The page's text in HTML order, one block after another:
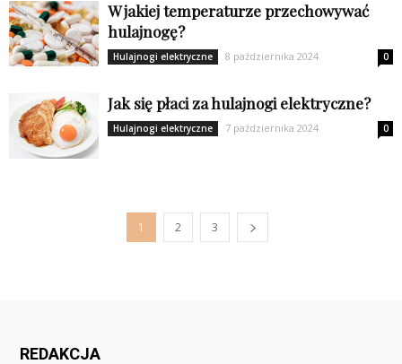
W jakiej temperaturze przechowywać
hulajnogę?
Hulajnogi elektryczne 8 października 2024 0
Jak się płaci za hulajnogi elektryczne?
Hulajnogi elektryczne 7 października 2024 0
1 2 3
REDAKCJA